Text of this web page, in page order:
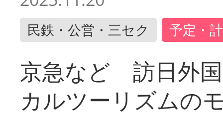
民鉄・公営・三セク 予定・
京急など 訪日外
カルツーリズムの